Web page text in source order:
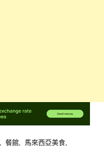
餐館 馬來西亞美食